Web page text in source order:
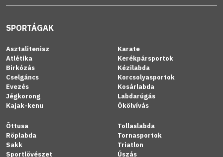
SPORTÁGAK
Asztalitenisz
Atlétika
Birkózás
Cselgáncs
Evezés
Jégkorong
Kajak-kenu
Karate
Kerékpársportok
Kézilabda
Korcsolyasportok
Kosárlabda
Labdarúgás
Ökölvívás
Öttusa
Röplabda
Sakk
Sportlövészet
Tollaslabda
Tornasportok
Triatlon
Úszás